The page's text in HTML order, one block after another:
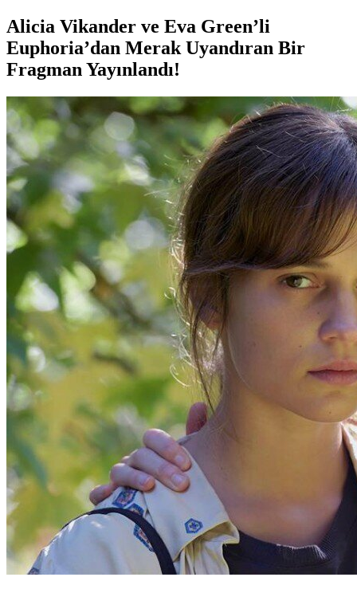
Alicia Vikander ve Eva Green’li
Euphoria’dan Merak Uyandıran Bir
Fragman Yayınlandı!